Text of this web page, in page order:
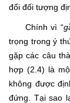
đổi đối tượng
Chính vì “
trọng trong ý
gặp các câu
hợp (2.4) là
không được
đứng. Tại sao